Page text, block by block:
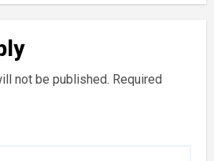
not be published. Required